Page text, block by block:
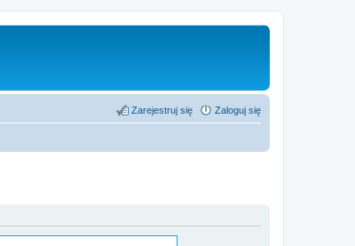
Zaloguj się
Zarejestruj się